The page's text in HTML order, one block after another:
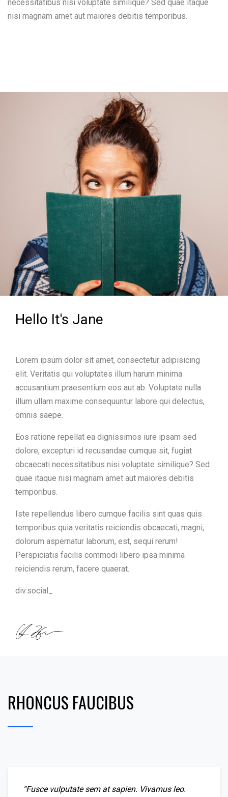
necessitatibus nisi voluptate similique? Sed quae itaque
nisi magnam amet aut maiores debitis temporibus.
Hello It's Jane
Lorem ipsum dolor sit amet, consectetur adipisicing
elit. Veritatis qui voluptates illum harum minima
accusantium praesentium eos aut ab. Voluptate nulla
illum ullam maxime consequuntur labore qui delectus,
omnis saepe.
Eos ratione repellat ea dignissimos iure ipsam sed
dolore, excepturi id recusandae cumque sit, fugiat
obcaecati necessitatibus nisi voluptate similique? Sed
quae itaque nisi magnam amet aut maiores debitis
temporibus.
Iste repellendus libero cumque facilis sint quas quis
temporibus quia veritatis reiciendis obcaecati, magni,
dolorum aspernatur laborum, est, sequi rerum!
Perspiciatis facilis commodi libero ipsa minima
reiciendis rerum, facere quaerat.
div.social_
RHONCUS FAUCIBUS
“Fusce vulputate sem at sapien. Vivamus leo.